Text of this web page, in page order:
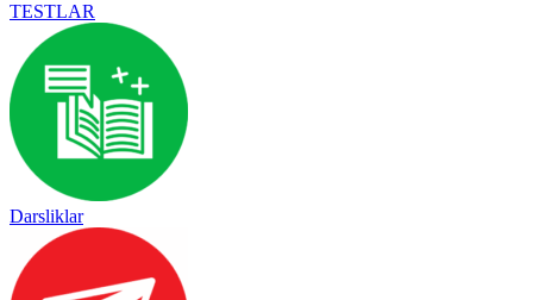
TESTLAR
Darsliklar